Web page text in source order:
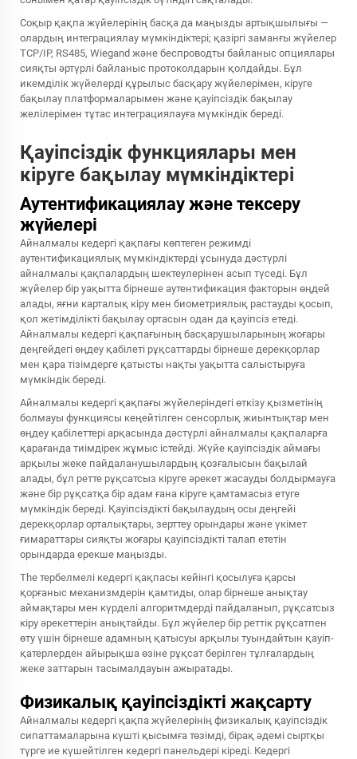
Соқыр қақпа жүйелерінің басқа да маңызды артықшылығы —
олардың интеграциялау мүмкіндіктері; қазіргі заманғы жүйелер
TCP/IP, RS485, Wiegand және беспроводты байланыс опциялары
сияқты әртүрлі байланыс протоколдарын қолдайды. Бұл
икемділік жүйелерді құрылыс басқару жүйелерімен, кіруге
бақылау платформаларымен және қауіпсіздік бақылау
желілерімен тұтас интеграциялауға мүмкіндік береді.
Қауіпсіздік функциялары мен
кіруге бақылау мүмкіндіктері
Аутентификациялау және тексеру
жүйелері
Айналмалы кедергі қақпағы көптеген режимді
аутентификациялық мүмкіндіктерді ұсынуда дәстүрлі
айналмалы қақпалардың шектеулерінен асып түседі. Бұл
жүйелер бір уақытта бірнеше аутентификация факторын өңдей
алады, яғни карталық кіру мен биометриялық растауды қосып,
қол жетімділікті бақылау ортасын одан да қауіпсіз етеді.
Айналмалы кедергі қақпағының басқарушыларының жоғары
деңгейдегі өңдеу қабілеті рұқсаттарды бірнеше дерекқорлар
мен қара тізімдерге қатысты нақты уақытта салыстыруға
мүмкіндік береді.
Айналмалы кедергі қақпағы жүйелеріндегі өткізу қызметінің
болмауы функциясы кеңейтілген сенсорлық жиынтықтар мен
өңдеу қабілеттері арқасында дәстүрлі айналмалы қақпаларға
қарағанда тиімдірек жұмыс істейді. Жүйе қауіпсіздік аймағы
арқылы жеке пайдаланушылардың қозғалысын бақылай
алады, бұл ретте рұқсатсыз кіруге әрекет жасауды болдырмауға
және бір рұқсатқа бір адам ғана кіруге қамтамасыз етуге
мүмкіндік береді. Қауіпсіздікті бақылаудың осы деңгейі
дерекқорлар орталықтары, зерттеу орындары және үкімет
ғимараттары сияқты жоғары қауіпсіздікті талап ететін
орындарда ерекше маңызды.
The тербелмелі кедергі қақпасы кейінгі қосылуға қарсы
қорғаныс механизмдерін қамтиды, олар бірнеше анықтау
аймақтары мен күрделі алгоритмдерді пайдаланып, рұқсатсыз
кіру әрекеттерін анықтайды. Бұл жүйелер бір реттік рұқсатпен
өту үшін бірнеше адамның қатысуы арқылы туындайтын қауіп-
қатерлерден айырықша өзіне рұқсат берілген тұлғалардың
жеке заттарын тасымалдауын ажыратады.
Физикалық қауіпсіздікті жақсарту
Айналмалы кедергі қақпа жүйелерінің физикалық қауіпсіздік
сипаттамаларына күшті қысымға төзімді, бірақ әдемі сыртқы
түрге ие күшейтілген кедергі панельдері кіреді. Кедергі